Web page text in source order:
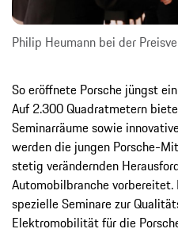
Philip Heumann bei der
So eröffnete Porsche jüngst
Auf 2.300 Quadratmetern
Seminarräume sowie
werden die jungen Porsche-
stetig verändernden
Automobilbranche
spezielle Seminare zur
Elektromobilität für die